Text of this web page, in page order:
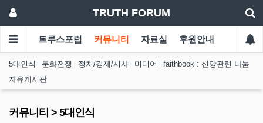
TRUTH FORUM
트루스포럼 커뮤니티 자료실 후원안내
5대인식 문화전쟁 정치/경제/시사 미디어
faithbook : 신앙관련 나눔
자유게시판
커뮤니티 > 5대인식